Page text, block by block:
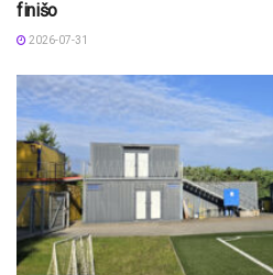
finišo
2026-07-31